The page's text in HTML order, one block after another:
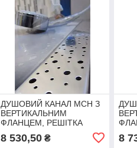
ДУШОВИЙ КАНАЛ МСН З
ВЕРТИКАЛЬНИМ
ФЛАНЦЕМ, РЕШІТКА
КРАПЛІ, СУХИЙ СИФОН
DN40, H65 ММ, L650 ММ
8 530,50₴ 8